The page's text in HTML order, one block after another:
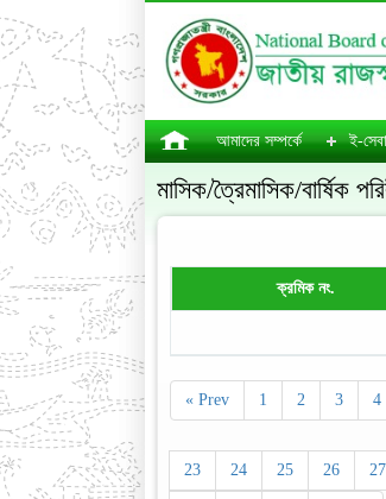
আমাদের সম্পর্কে ই-সেবা
মাসিক/ত্রৈমাসিক/বার্ষিক
ক্রমিক নং.
« Prev 1 2 3 4
23 24 25 26 27